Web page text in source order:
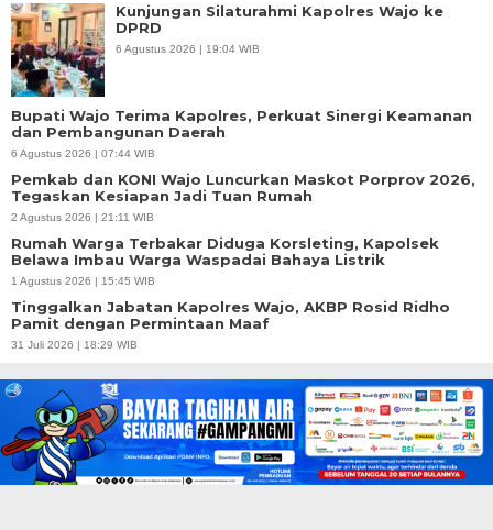
Kunjungan Silaturahmi Kapolres Wajo ke
DPRD
6 Agustus 2026 | 19:04 WIB
Bupati Wajo Terima Kapolres, Perkuat Sinergi Keamanan
dan Pembangunan Daerah
6 Agustus 2026 | 07:44 WIB
Pemkab dan KONI Wajo Luncurkan Maskot Porprov 2026,
Tegaskan Kesiapan Jadi Tuan Rumah
2 Agustus 2026 | 21:11 WIB
Rumah Warga Terbakar Diduga Korsleting, Kapolsek
Belawa Imbau Warga Waspadai Bahaya Listrik
1 Agustus 2026 | 15:45 WIB
Tinggalkan Jabatan Kapolres Wajo, AKBP Rosid Ridho
Pamit dengan Permintaan Maaf
31 Juli 2026 | 18:29 WIB